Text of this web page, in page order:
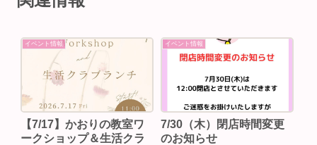
イベント情報
【7/17】かおりの教室ワ
ークショップ＆生活クラ
イベント情報
7/30（木）閉店時間変更
のお知らせ